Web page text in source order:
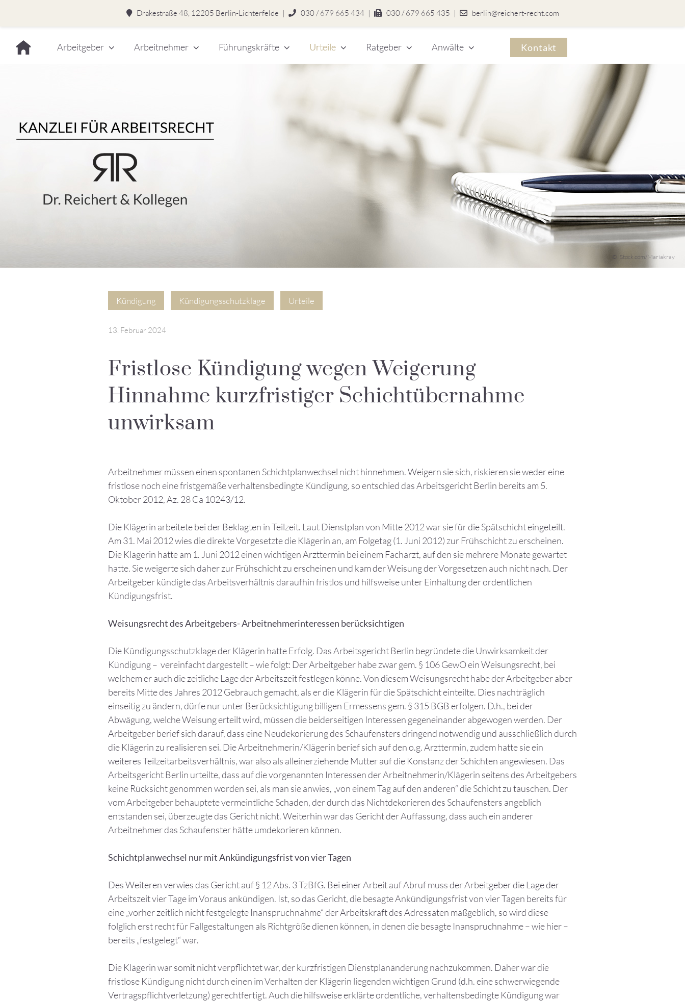
Drakestraße 48, 12205 Berlin-Lichterfelde | 030 / 679 665 434 | 030 / 679 665 435 | berlin@reichert-recht.com
Arbeitgeber Arbeitnehmer Führungskräfte Urteile Ratgeber Anwälte Kontakt
Dr.
Reichert
© iStock.com/Mariakray
Kündigung Kündigungsschutzklage Urteile
13. Februar 2024
Fristlose Kündigung wegen Weigerung
Hinnahme kurzfristiger Schichtübernahme
unwirksam
Arbeitnehmer müssen einen spontanen Schichtplanwechsel nicht hinnehmen. Weigern sie sich, riskieren sie weder eine
fristlose noch eine fristgemäße verhaltensbedingte Kündigung, so entschied das Arbeitsgericht Berlin bereits am 5.
Oktober 2012, Az. 28 Ca 10243/12.
Die Klägerin arbeitete bei der Beklagten in Teilzeit. Laut Dienstplan von Mitte 2012 war sie für die Spätschicht eingeteilt.
Am 31. Mai 2012 wies die direkte Vorgesetzte die Klägerin an, am Folgetag (1. Juni 2012) zur Frühschicht zu erscheinen.
Die Klägerin hatte am 1. Juni 2012 einen wichtigen Arzttermin bei einem Facharzt, auf den sie mehrere Monate gewartet
hatte. Sie weigerte sich daher zur Frühschicht zu erscheinen und kam der Weisung der Vorgesetzen auch nicht nach. Der
Arbeitgeber kündigte das Arbeitsverhältnis daraufhin fristlos und hilfsweise unter Einhaltung der ordentlichen
Kündigungsfrist.
Weisungsrecht des Arbeitgebers- Arbeitnehmerinteressen berücksichtigen
Die Kündigungsschutzklage der Klägerin hatte Erfolg. Das Arbeitsgericht Berlin begründete die Unwirksamkeit der
Kündigung – vereinfacht dargestellt – wie folgt: Der Arbeitgeber habe zwar gem. § 106 GewO ein Weisungsrecht, bei
welchem er auch die zeitliche Lage der Arbeitszeit festlegen könne. Von diesem Weisungsrecht habe der Arbeitgeber aber
bereits Mitte des Jahres 2012 Gebrauch gemacht, als er die Klägerin für die Spätschicht einteilte. Dies nachträglich
einseitig zu ändern, dürfe nur unter Berücksichtigung billigen Ermessens gem. § 315 BGB erfolgen. D.h., bei der
Abwägung, welche Weisung erteilt wird, müssen die beiderseitigen Interessen gegeneinander abgewogen werden. Der
Arbeitgeber berief sich darauf, dass eine Neudekorierung des Schaufensters dringend notwendig und ausschließlich durch
die Klägerin zu realisieren sei. Die Arbeitnehmerin/Klägerin berief sich auf den o.g. Arzttermin, zudem hatte sie ein
weiteres Teilzeitarbeitsverhältnis, war also als alleinerziehende Mutter auf die Konstanz der Schichten angewiesen. Das
Arbeitsgericht Berlin urteilte, dass auf die vorgenannten Interessen der Arbeitnehmerin/Klägerin seitens des Arbeitgebers
keine Rücksicht genommen worden sei, als man sie anwies, „von einem Tag auf den anderen“ die Schicht zu tauschen. Der
vom Arbeitgeber behauptete vermeintliche Schaden, der durch das Nichtdekorieren des Schaufensters angeblich
entstanden sei, überzeugte das Gericht nicht. Weiterhin war das Gericht der Auffassung, dass auch ein anderer
Arbeitnehmer das Schaufenster hätte umdekorieren können.
Schichtplanwechsel nur mit Ankündigungsfrist von vier Tagen
Des Weiteren verwies das Gericht auf § 12 Abs. 3 TzBfG. Bei einer Arbeit auf Abruf muss der Arbeitgeber die Lage der
Arbeitszeit vier Tage im Voraus ankündigen. Ist, so das Gericht, die besagte Ankündigungsfrist von vier Tagen bereits für
eine „vorher zeitlich nicht festgelegte Inanspruchnahme“ der Arbeitskraft des Adressaten maßgeblich, so wird diese
folglich erst recht für Fallgestaltungen als Richtgröße dienen können, in denen die besagte Inanspruchnahme – wie hier –
bereits „festgelegt“ war.
Die Klägerin war somit nicht verpflichtet war, der kurzfristigen Dienstplanänderung nachzukommen. Daher war die
fristlose Kündigung nicht durch einen im Verhalten der Klägerin liegenden wichtigen Grund (d.h. eine schwerwiegende
Vertragspflichtverletzung) gerechtfertigt. Auch die hilfsweise erklärte ordentliche, verhaltensbedingte Kündigung war